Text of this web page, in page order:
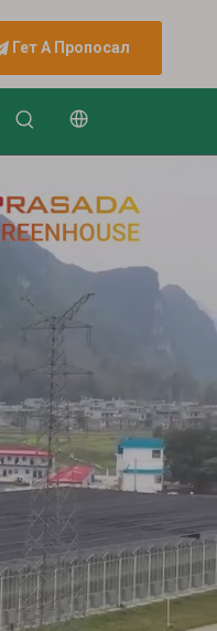
Гет А Пропосал